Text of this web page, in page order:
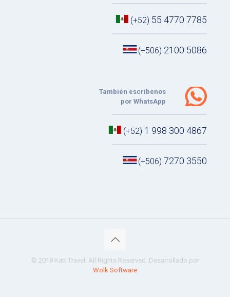
(+52) 55 4770 7785
(+506) 2100 5086
También escríbenos
por WhatsApp
(+52) 1 998 300 4867
(+506) 7270 3550
© 2018 Katt Travel. All Rights Reserved. Desarrollado por
Wolk Software